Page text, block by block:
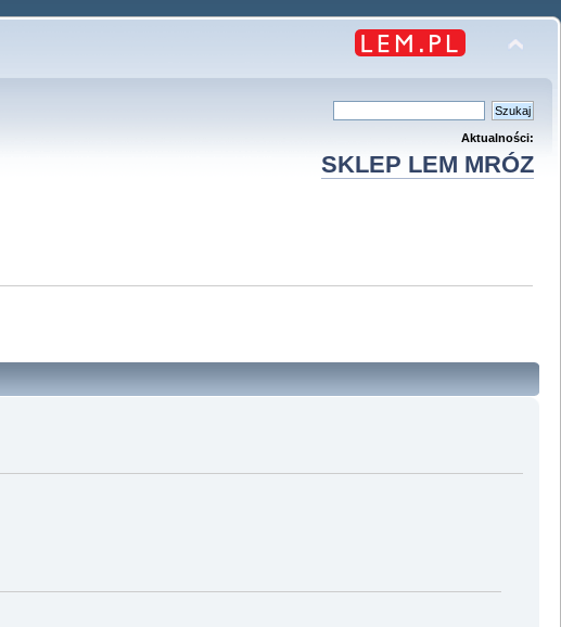
Aktualności:
SKLEP LEM MRÓZ